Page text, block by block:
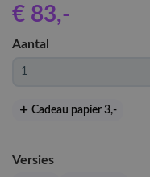
€ 83,-
Aantal
Cadeau papier 3,-
Versies